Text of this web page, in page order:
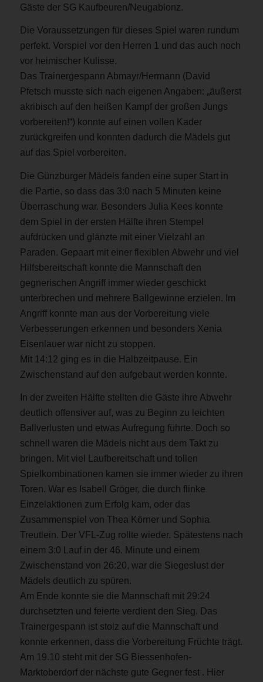
Gäste der SG Kaufbeuren/Neugablonz.
Die Voraussetzungen für dieses Spiel waren rundum
perfekt. Vorspiel vor den Herren 1 und das auch noch
vor heimischer Kulisse.
Das Trainergespann Abmayr/Hermann (David
Pfetsch musste sich nach eigenen Angaben: „äußerst
akribisch auf den heißen Kampf der großen Jungs
vorbereiten!“) konnte auf einen vollen Kader
zurückgreifen und konnten dadurch die Mädels gut
auf das Spiel vorbereiten.
Die Günzburger Mädels fanden eine super Start in
die Partie, so dass das 3:0 nach 5 Minuten keine
Überraschung war. Besonders Julia Kees konnte
dem Spiel in der ersten Hälfte ihren Stempel
aufdrücken und glänzte mit einer Vielzahl an
Paraden. Gepaart mit einer flexiblen Abwehr und viel
Hilfsbereitschaft konnte die Mannschaft den
gegnerischen Angriff immer wieder geschickt
unterbrechen und mehrere Ballgewinne erzielen. Im
Angriff konnte man aus der Vorbereitung viele
Verbesserungen erkennen und besonders Xenia
Eisenlauer war nicht zu stoppen.
Mit 14:12 ging es in die Halbzeitpause. Ein
Zwischenstand auf den aufgebaut werden konnte.
In der zweiten Hälfte stellten die Gäste ihre Abwehr
deutlich offensiver auf, was zu Beginn zu leichten
Ballverlusten und etwas Aufregung führte. Doch so
schnell waren die Mädels nicht aus dem Takt zu
bringen. Mit viel Laufbereitschaft und tollen
Spielkombinationen kamen sie immer wieder zu ihren
Toren. War es Isabell Gröger, die durch flinke
Einzelaktionen zum Erfolg kam, oder das
Zusammenspiel von Thea Körner und Sophia
Treutlein. Der VFL-Zug rollte wieder. Spätestens nach
einem 3:0 Lauf in der 46. Minute und einem
Zwischenstand von 26:20, war die Siegeslust der
Mädels deutlich zu spüren.
Am Ende konnte sie die Mannschaft mit 29:24
durchsetzten und feierte verdient den Sieg. Das
Trainergespann ist stolz auf die Mannschaft und
konnte erkennen, dass die Vorbereitung Früchte trägt.
Am 19.10 steht mit der SG Biessenhofen-
Marktoberdorf der nächste gute Gegner fest . Hier